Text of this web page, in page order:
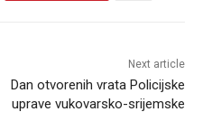
Next article
Dan otvorenih vrata Policijske
uprave vukovarsko-srijemske